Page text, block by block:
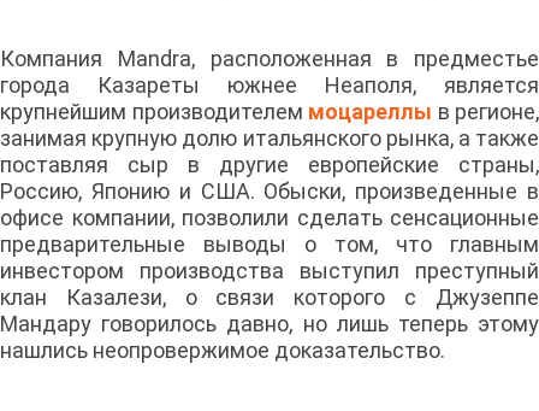
Компания Mandra, расположенная в предместье
города Казареты южнее Неаполя, является
крупнейшим производителем моцареллы в регионе,
занимая крупную долю итальянского рынка, а также
поставляя сыр в другие европейские страны,
Россию, Японию и США. Обыски, произведенные в
офисе компании, позволили сделать сенсационные
предварительные выводы о том, что главным
инвестором производства выступил преступный
клан Казалези, о связи которого с Джузеппе
Мандару говорилось давно, но лишь теперь этому
нашлись неопровержимое доказательство.